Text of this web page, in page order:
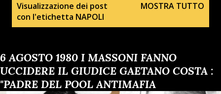
t
Visualizzazione dei post
con l'etichetta NAPOLI
MOSTRA TUTTO
6 AGOSTO 1980 I MASSONI FANNO
UCCIDERE IL GIUDICE GAETANO COSTA :
"PADRE DEL POOL ANTIMAFIA